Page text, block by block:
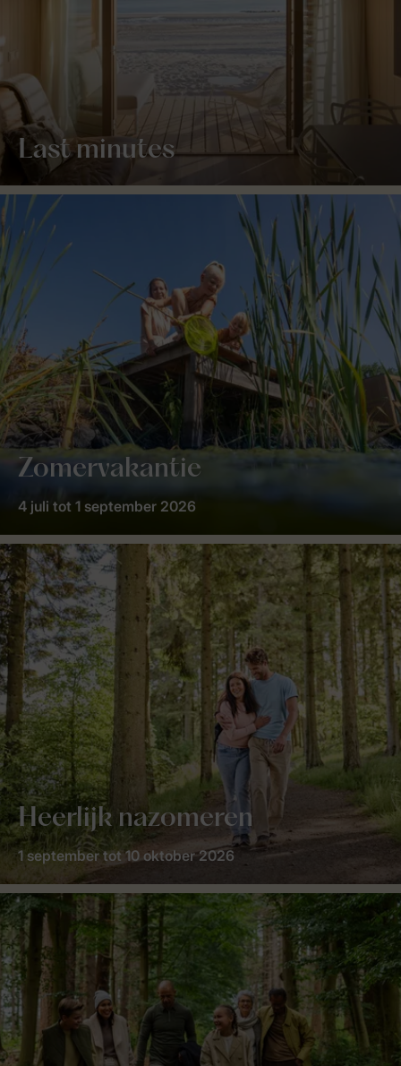
Last minutes
Zomervakantie
4 juli tot 1 september 2026
Heerlijk nazomeren
1 september tot 10 oktober 2026